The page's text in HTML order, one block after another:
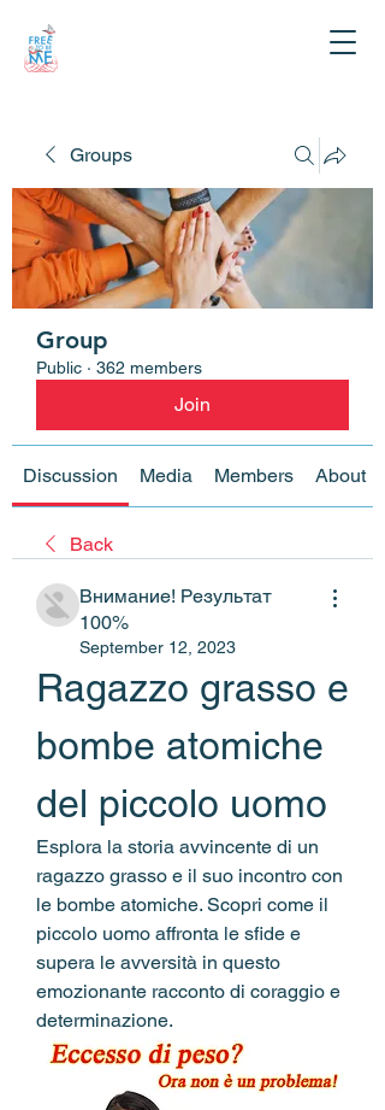
Groups
Group
Public · 362 members
Join
Discussion Media Members About
Back
Внимание! Результат
100%
September 12, 2023
Ragazzo grasso e
bombe atomiche
del piccolo uomo
Esplora la storia avvincente di un
ragazzo grasso e il suo incontro con
le bombe atomiche. Scopri come il
piccolo uomo affronta le sfide e
supera le avversità in questo
emozionante racconto di coraggio e
determinazione.